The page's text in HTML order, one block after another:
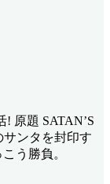
原題 SATAN’S
サンタを封印す
う勝負。